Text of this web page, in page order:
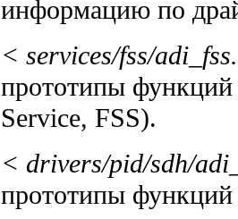
информацию по
< services/fss/
прототипы
Service, FSS).
< drivers/pid/sdh/
прототипы